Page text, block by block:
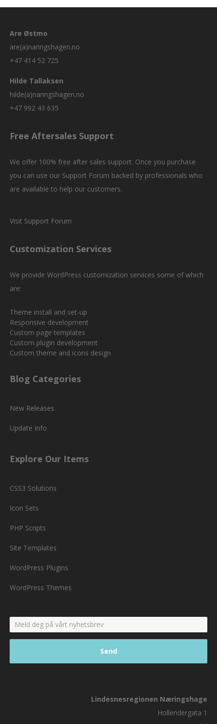
Are Østmo
are(a)naringshagen.no
+47 414 52 725
Hilde Tallaksen
hilde(a)naringshagen.no
+47 992 43 635
Free Aftersales Support
We offer 100% free after sales support. Once you purchase
you can use our Support Forum backed by professionals who
are available to help our customers.
Visit Support Forum
Customization Services
We provide WordPress customization services some of which
are:
Theme install and set-up
Responsive development
Custom page templates
Custom plugin development
Custom theme and icons design
Blog Categories
New Releases
Update Info
Explore Our Items
CSS3 Solutions
Icon Sets
PHP Scripts
Site Templates
WordPress Plugins
WordPress Themes
Lindesnesregionen Næringshage
Hollendergata 1